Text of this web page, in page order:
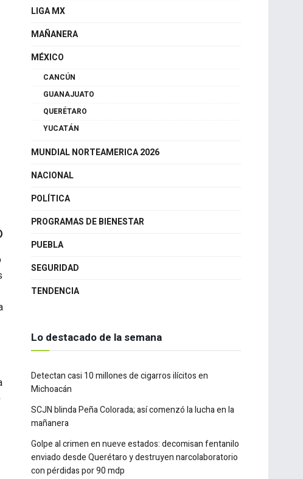
INTERNACIONAL
JUEGOS OLIMPICOS DE INVIERNO MILAN 2026
LIGA MX
MAÑANERA
MÉXICO
QUERÉTARO
YUCATÁN
MUNDIAL NORTEAMERICA 2026
NACIONAL
POLÍTICA
PROGRAMAS DE BIENESTAR
PUEBLA
TENDENCIA
Lo destacado de la semana
Detectan casi 10 millones de cigarros ilícitos en
SCJN blinda Peña Colorada; así comenzó la lucha en la
mañanera